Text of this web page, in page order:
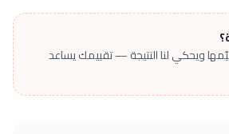
ويحكي لنا النتيجة — تقييمك يساعد